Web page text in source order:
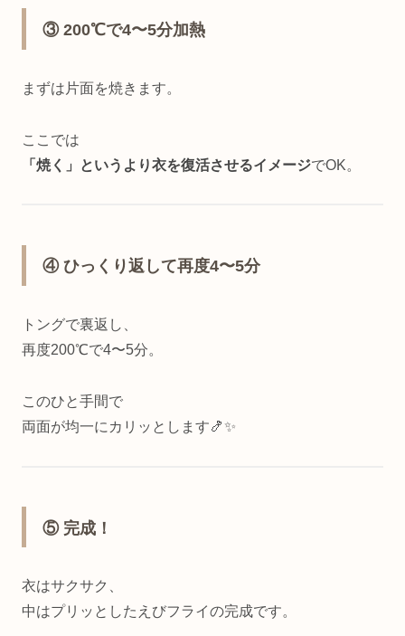
③ 200℃で4〜5分加熱
まずは片面を焼きます。
ここでは
「焼く」というより衣を復活させるイメージでOK。
④ ひっくり返して再度4〜5分
トングで裏返し、
再度200℃で4〜5分。
このひと手間で
両面が均一にカリッとします🍤✨
⑤ 完成！
衣はサクサク、
中はプリッとしたえびフライの完成です。